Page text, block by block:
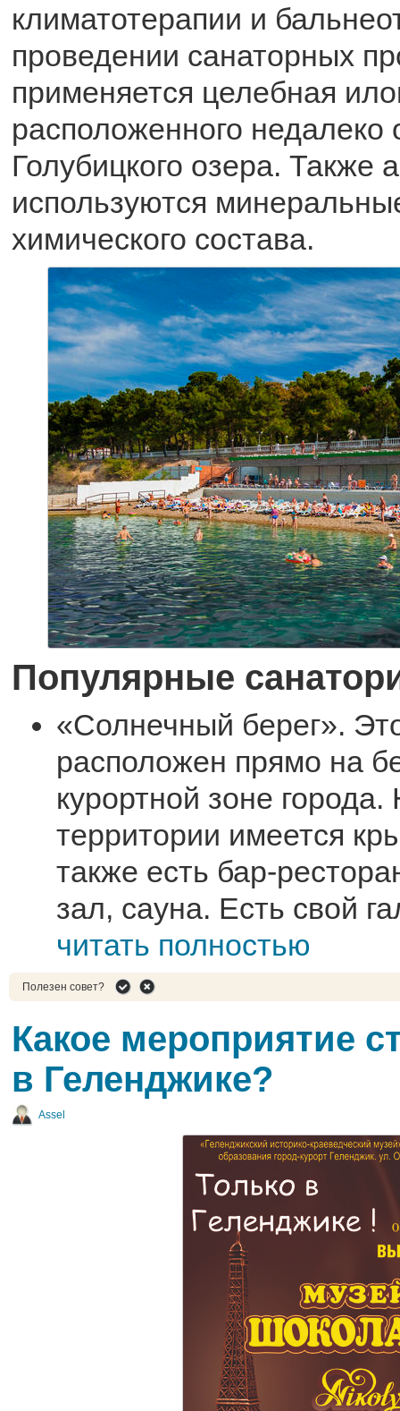
климатотерапии и
проведении санаторных
применяется целебная
расположенного недалеко
Голубицкого озера. Также
используются
химического состава.
Популярные
«Солнечный берег».
расположен прямо на
курортной зоне города.
территории имеется
также есть бар-
зал, сауна. Есть свой
читать полностью
Полезен совет?
Какое мероприятие
в Геленджике?
Assel